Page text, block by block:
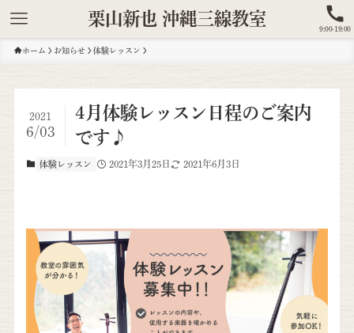
栗山新也 沖縄三線教室
9:00-19:00
ホーム お知らせ 体験レッスン
4月体験レッスン日程のご案内
です♪
2021
6/03
体験レッスン 2021年3月25日 2021年6月3日